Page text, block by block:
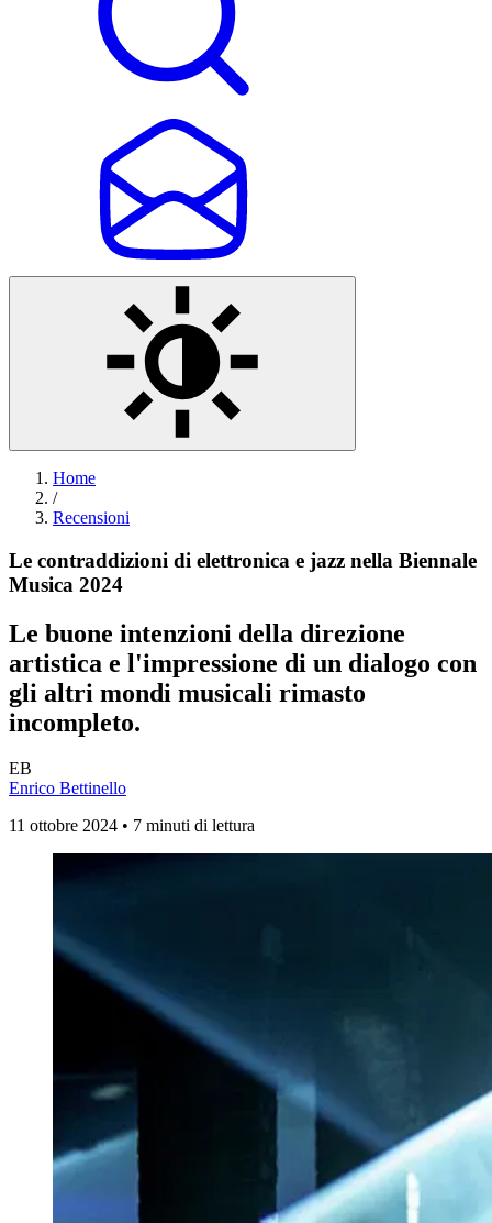
Home
/
Recensioni
Le contraddizioni di elettronica e jazz nella Biennale
Musica 2024
Le buone intenzioni della direzione
artistica e l'impressione di un dialogo con
gli altri mondi musicali rimasto
incompleto.
EB
Enrico Bettinello
11 ottobre 2024 • 7 minuti di lettura